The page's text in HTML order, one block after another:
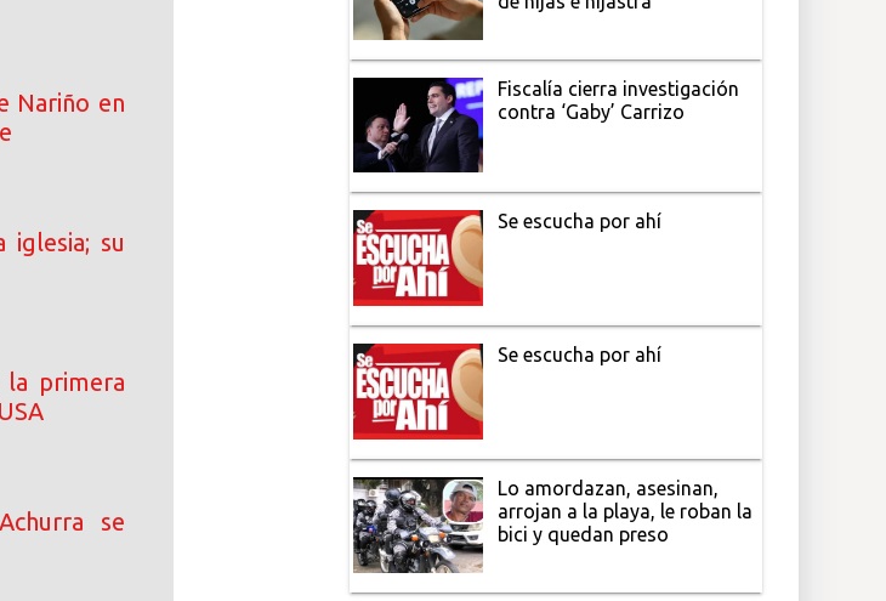
Nariño en
iglesia; su
primera
se
Fiscalía cierra investigación
contra ‘Gaby’ Carrizo
Se escucha por ahí
Se escucha por ahí
Lo amordazan, asesinan,
arrojan a la playa, le roban la
bici y quedan preso